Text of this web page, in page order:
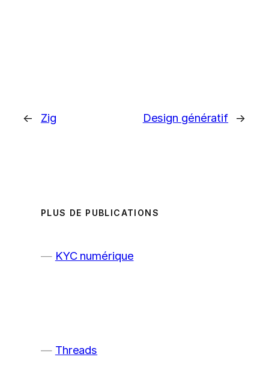
← Zig Design génératif →
PLUS DE PUBLICATIONS
KYC numérique
Threads